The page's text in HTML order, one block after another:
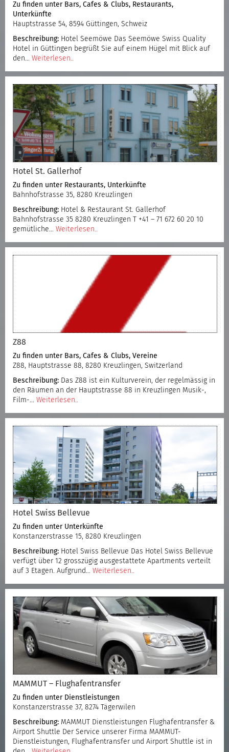
Zu finden unter Bars, Cafes & Clubs, Restaurants,
Unterkünfte
Hauptstrasse 54, 8594 Güttingen, Schweiz
Beschreibung: Hotel Seemöwe Das Seemöwe Swiss Quality
Hotel in Güttingen begrüßt Sie auf einem Hügel mit Blick auf
den… Weiterlesen..
Hotel St. Gallerhof
Zu finden unter Restaurants, Unterkünfte
Bahnhofstrasse 35, 8280 Kreuzlingen
Beschreibung: Hotel & Restaurant St. Gallerhof
Bahnhofstrasse 35 8280 Kreuzlingen T +41 – 71 672 60 20 10
gemütliche… Weiterlesen..
Z88
Zu finden unter Bars, Cafes & Clubs, Vereine
Z88, Hauptstrasse 88, 8280 Kreuzlingen, Switzerland
Beschreibung: Das Z88 ist ein Kulturverein, der regelmässig in
den Räumen an der Hauptstrasse 88 in Kreuzlingen Musik-,
Film-… Weiterlesen..
Hotel Swiss Bellevue
Zu finden unter Unterkünfte
Konstanzerstrasse 15, 8280 Kreuzlingen
Beschreibung: Hotel Swiss Bellevue Das Hotel Swiss Bellevue
verfügt über 12 grosszügig ausgestattete Apartments verteilt
auf 3 Etagen. Aufgrund… Weiterlesen..
MAMMUT – Flughafentransfer
Zu finden unter Dienstleistungen
Konstanzerstrasse 37, 8274 Tägerwilen
Beschreibung: MAMMUT Dienstleistungen Flughafentransfer &
Airport Shuttle Der Service unserer Firma MAMMUT-
Dienstleistungen, Flughafentransfer und Airport Shuttle ist in